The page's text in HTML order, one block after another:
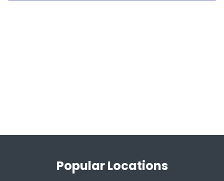
Popular Locations